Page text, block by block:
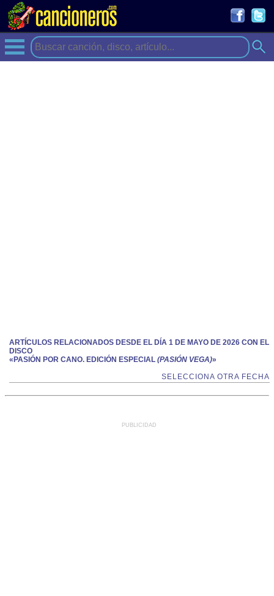
ARTÍCULOS RELACIONADOS DESDE EL DÍA 1 DE MAYO DE 2026 CON EL
DISCO
«PASIÓN POR CANO. EDICIÓN ESPECIAL (PASIÓN VEGA)»
SELECCIONA OTRA FECHA
PUBLICIDAD